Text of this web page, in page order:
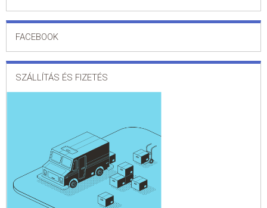
FACEBOOK
SZÁLLÍTÁS ÉS FIZETÉS